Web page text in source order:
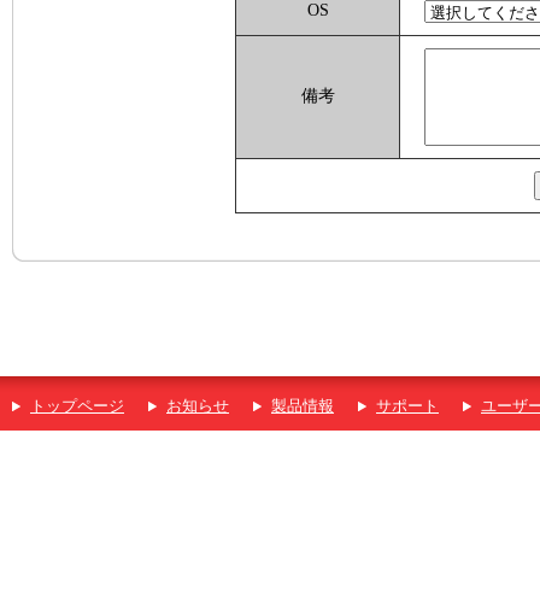
OS
備考
トップページ お知らせ 製品情報 サポート ユーザ